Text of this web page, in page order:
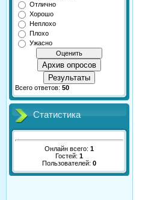
Отлично
Хорошо
Неплохо
Плохо
Ужасно
Архив опросов
Результаты
Всего ответов: 50
Статистика
Онлайн всего: 1
Гостей: 1
Пользователей: 0